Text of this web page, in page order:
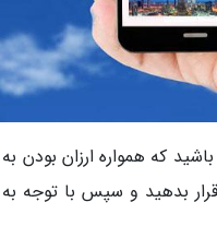
که همواره ارزان
بدهید و سپس با توجه به